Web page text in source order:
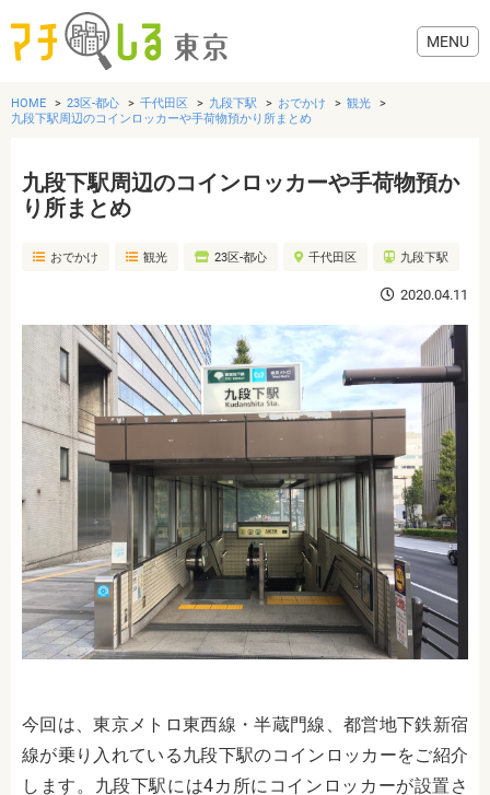
グルメ
美容・健康
歯医者・病院
おでかけ
生活
HOME 23区-都心 千代田区 九段下駅 おでかけ
観光
九段下駅周辺のコインロッカーや手荷物預かり所まとめ
九段下駅周辺のコインロッカーや手荷物預か
り所まとめ
おでかけ 観光 23区-都心 千代田区 九段下駅
2020.04.11
今回は、東京メトロ東西線・半蔵門線、都営地下鉄新宿
線が乗り入れている九段下駅のコインロッカーをご紹介
します。九段下駅には4カ所にコインロッカーが設置さ